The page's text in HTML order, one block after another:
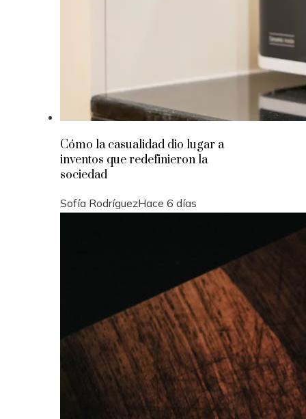
Cómo la casualidad dio lugar a
inventos que redefinieron la
sociedad
Sofía RodríguezHace 6 días